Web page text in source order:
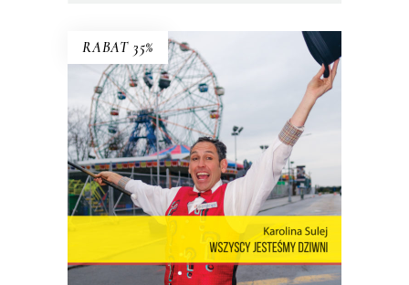
RABAT 35%
WSZYSCY JESTEŚMY DZIWNI.
OPOWIEŚCI Z CONEY ISLAND
Coney Island – dzielnica Nowego Jorku,
niegdyś stolica światowej rozrywki,
cyrków, wesołych miasteczek – to wciąż
rezerwuar estetyki, idei, marzeń i lęków,
z których jest zbudowana popkultura.